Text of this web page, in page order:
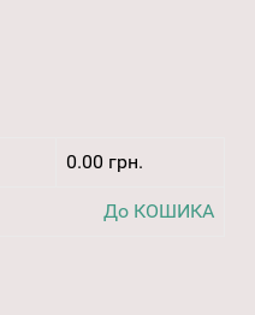
0.00 грн.
До КОШИКА